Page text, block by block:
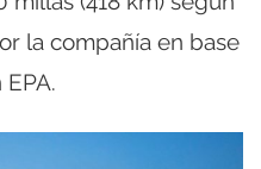
la compañía en base